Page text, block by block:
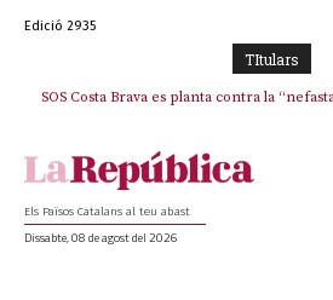
Edició 2935
TItulars
SOS Costa Brava es planta contra la
La memòria viva de Josep Sunyol uneix
Els Països Catalans al teu abast
Dissabte, 08 de agost del 2026